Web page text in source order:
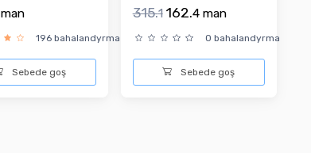
man
196 bahalandyrma
Sebede goş
315.1 162.4 man
0 bahalandyrma
Sebede goş